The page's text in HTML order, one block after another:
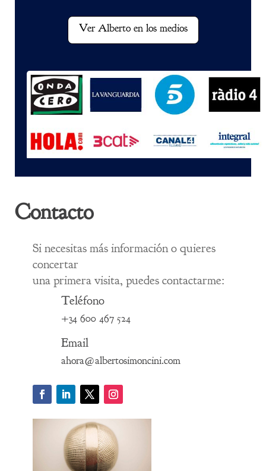
Ver Alberto en los medios
Contacto
Si necesitas más información o quieres
concertar
una primera visita, puedes contactarme:
Teléfono
+34 600 467 524
Email
ahora@albertosimoncini.com